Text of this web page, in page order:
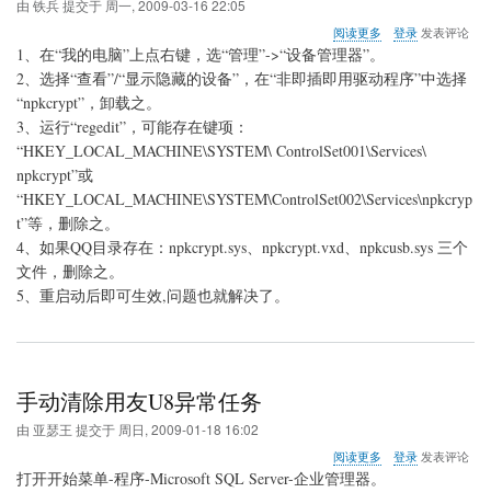
由 铁兵提交于 周一, 2009-03-16 22:05
阅读更多
Control
解
登录发表评论
1、在“我的电脑”上点右键，选“管理”->“设备管理器”。
2、选择“查看”/“显示隐藏的设备”，在“非即插即用驱动程序”中选择
“npkcrypt”，卸载之。
3、运行“regedit”，可能存在键项：
“HKEY_LOCAL_MACHINE\SYSTEM\ ControlSet001\Services\
npkcrypt”或
“HKEY_LOCAL_MACHINE\SYSTEM\ControlSet002\Services\npkcryp
t”等，删除之。
4、如果QQ目录存在：npkcrypt.sys、npkcrypt.vxd、npkcusb.sys 三个
文件，删除之。
5、重启动后即可生效,问题也就解决了。
手动清除用友U8异常任务
由 亚瑟王 提交于 周日, 2009-01-18 16:02
阅读更多 登录发表评论
打开开始菜单-程序-Microsoft SQL Server-企业管理器。